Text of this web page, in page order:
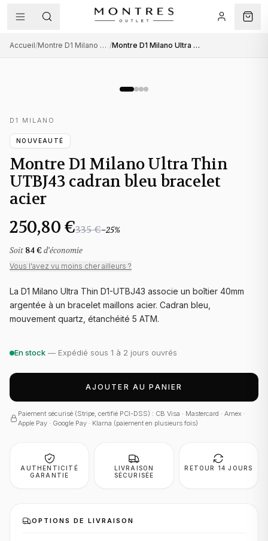
Accueil/ Montre D1 Milano homme / Montre D1 Milano Ultra Thin UTBJ43 cadran bleu bracelet acier
D1 MILANO
NOUVEAUTÉ
Montre D1 Milano Ultra Thin
UTBJ43 cadran bleu bracelet
acier
250,80 €335 €−25%
Soit 84 € d'économie
Vous l'avez vu moins cher ailleurs ?
La D1 Milano Ultra Thin D1-UTBJ43 associe un boîtier 40mm
argentée à un bracelet maillons acier. Cadran bleu,
mouvement quartz, étanchéité 5 ATM.
En stock — Expédié sous 1 à 2 jours ouvrés
AJOUTER AU PANIER
Paiement sécurisé (Stripe, certifié PCI-DSS) : CB Visa · Mastercard · Amex ·
Apple Pay · Google Pay · Klarna (paiement en plusieurs fois)
AUTHENTICITÉ
GARANTIE
LIVRAISON
SÉCURISÉE
RETOUR 14 JOURS
OPTIONS DE LIVRAISON